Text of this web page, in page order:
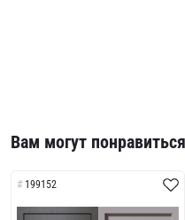
Вам могут понравиться
199152